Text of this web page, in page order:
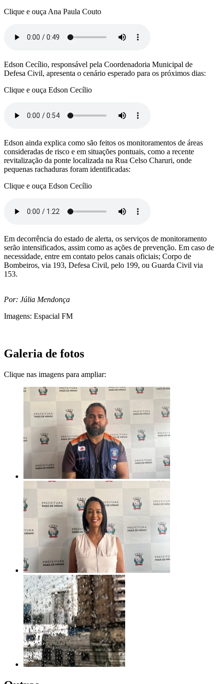
Clique e ouça Ana Paula Couto
Edson Cecílio, responsável pela Coordenadoria Municipal de
Defesa Civil, apresenta o cenário esperado para os próximos dias:
Clique e ouça Edson Cecílio
Edson ainda explica como são feitos os monitoramentos de áreas
consideradas de risco e em situações pontuais, como a recente
revitalização da ponte localizada na Rua Celso Charuri, onde
pequenas rachaduras foram identificadas:
Clique e ouça Edson Cecílio
Em decorrência do estado de alerta, os serviços de monitoramento
serão intensificados, assim como as ações de prevenção. Em caso de
necessidade, entre em contato pelos canais oficiais; Corpo de
Bombeiros, via 193, Defesa Civil, pelo 199, ou Guarda Civil via
153.
Por: Júlia Mendonça
Imagens: Espacial FM
Galeria de fotos
Clique nas imagens para ampliar: